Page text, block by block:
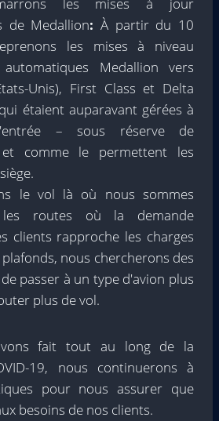
de Medallion:À partir du 10
les mises à niveau
Medallion vers
Unis), First Class et Delta
étaient auparavant gérées à
– sous réserve de
et comme le permettent les
le vol là où nous sommes
routes où la demande
clients rapproche les charges
nous chercherons des
passer à un type d'avion plus
plus de vol.
fait tout au long de la
19, nous continuerons à
pour nous assurer que
besoins de nos clients.